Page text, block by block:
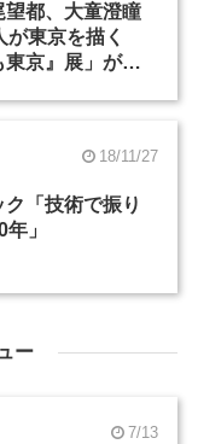
都、大童澄瞳
東京を描く
東京』展」が、
18/11/27
「技術で振り
」
ー
7/13